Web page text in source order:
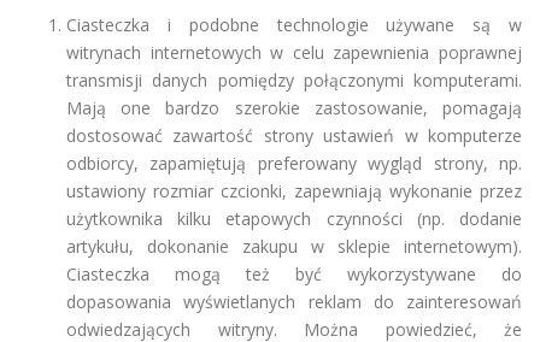
Ciasteczka i podobne technologie używane są w
witrynach internetowych w celu zapewnienia poprawnej
transmisji danych pomiędzy połączonymi komputerami.
Mają one bardzo szerokie zastosowanie, pomagają
dostosować zawartość strony ustawień w komputerze
odbiorcy, zapamiętują preferowany wygląd strony, np.
ustawiony rozmiar czcionki, zapewniają wykonanie przez
użytkownika kilku etapowych czynności (np. dodanie
artykułu, dokonanie zakupu w sklepie internetowym).
Ciasteczka mogą też być wykorzystywane do
dopasowania wyświetlanych reklam do zainteresowań
odwiedzających witryny. Można powiedzieć, że